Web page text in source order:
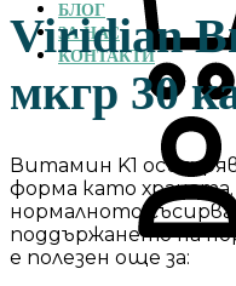
БЛОГ
ЗА НАС
КОНТАКТИ
Viridian
мкгр 30
Витамин K1
форма като
нормалното
поддържането на
е полезен още за: